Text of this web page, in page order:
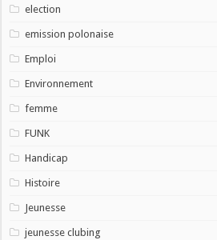
election
emission polonaise
Emploi
Environnement
femme
FUNK
Handicap
Histoire
Jeunesse
jeunesse clubing